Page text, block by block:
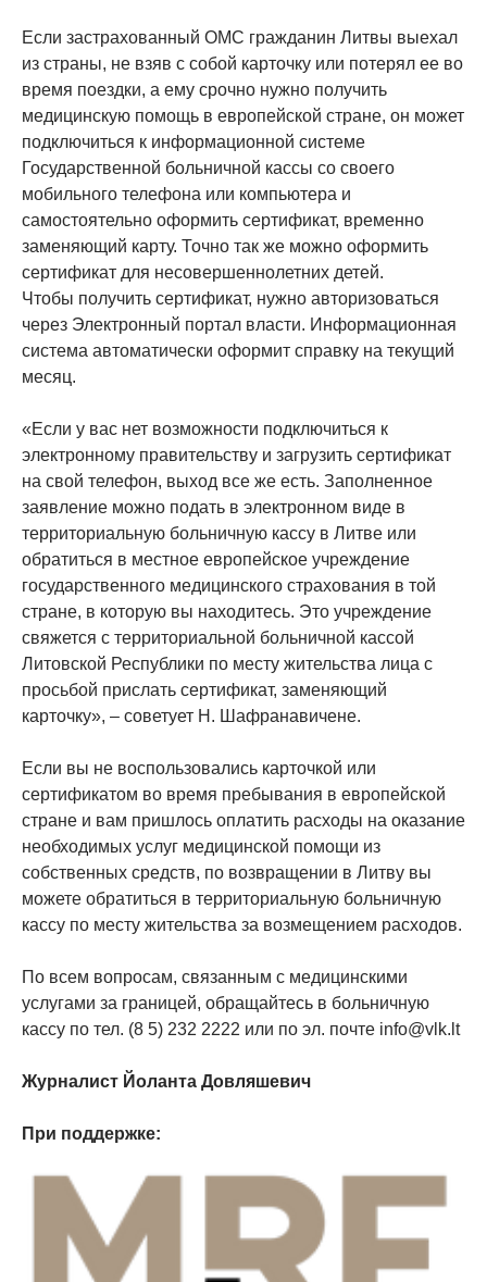
Если застрахованный ОМС гражданин Литвы выехал
из страны, не взяв с собой карточку или потерял ее во
время поездки, а ему срочно нужно получить
медицинскую помощь в европейской стране, он может
подключиться к информационной системе
Государственной больничной кассы со своего
мобильного телефона или компьютера и
самостоятельно оформить сертификат, временно
заменяющий карту. Точно так же можно оформить
сертификат для несовершеннолетних детей.
Чтобы получить сертификат, нужно авторизоваться
через Электронный портал власти. Информационная
система автоматически оформит справку на текущий
месяц.
«Если у вас нет возможности подключиться к
электронному правительству и загрузить сертификат
на свой телефон, выход все же есть. Заполненное
заявление можно подать в электронном виде в
территориальную больничную кассу в Литве или
обратиться в местное европейское учреждение
государственного медицинского страхования в той
стране, в которую вы находитесь. Это учреждение
свяжется с территориальной больничной кассой
Литовской Республики по месту жительства лица с
просьбой прислать сертификат, заменяющий
карточку», – советует Н. Шафранавичене.
Если вы не воспользовались карточкой или
сертификатом во время пребывания в европейской
стране и вам пришлось оплатить расходы на оказание
необходимых услуг медицинской помощи из
собственных средств, по возвращении в Литву вы
можете обратиться в территориальную больничную
кассу по месту жительства за возмещением расходов.
По всем вопросам, связанным с медицинскими
услугами за границей, обращайтесь в больничную
кассу по тел. (8 5) 232 2222 или по эл. почте info@vlk.lt
Журналист Йоланта Довляшевич
При поддержке: